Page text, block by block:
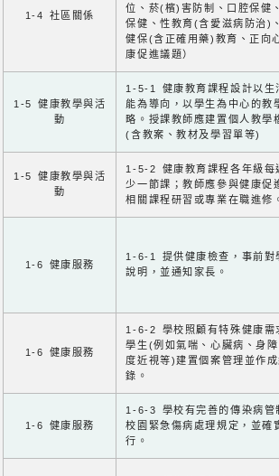
1-4 社區關係
位、菸(檳)害防制、口腔保健
保健、性教育(含愛滋病防治)
健保(含正確用藥)教育、正向
康促進議題）
1-5 健康教學與活
動
1-5-1 健康教育課程設計以生
能為導向，以學生為中心的教
略。授課教師應建置個人教學
(含教案、教材及學習單等)
1-5 健康教學與活
動
1-5-2 健康教育課程各年級每
少一節課；教師應參與健康促
相關課程研習或專業在職進修
1-6 健康服務
1-6-1 提供健康檢查，事前對
說明，並通知家長。
1-6 健康服務
1-6-2 學校照顧有特殊健康需
學生(例如氣喘、心臟病、身
度近視等)建置個案管理並作
錄。
1-6 健康服務
1-6-3 學校有完善的傳染病管
校園緊急傷病處理規定，並確
行。